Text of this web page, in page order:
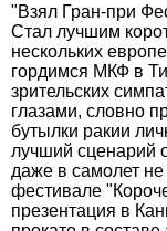
"Взял Гран-при
Стал лучшим
нескольких
гордимся МКФ в
зрительских
глазами, словно
бутылки ракии
лучший сценарий
даже в самолет не
фестивале
презентация в